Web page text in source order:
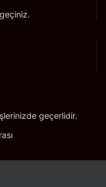
geçerlidir.